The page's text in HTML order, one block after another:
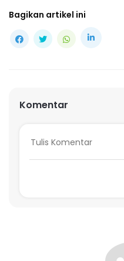
Bagikan artikel ini
Komentar